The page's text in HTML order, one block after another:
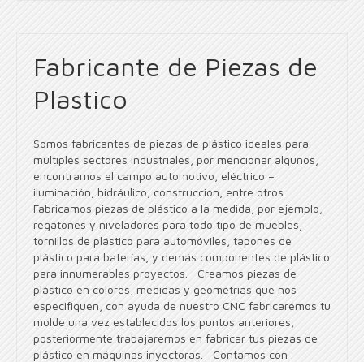
Fabricante de Piezas de
Plastico
Somos fabricantes de piezas de plástico ideales para
múltiples sectores industriales, por mencionar algunos,
encontramos el campo automotivo, eléctrico –
iluminación, hidráulico, construcción, entre otros.
Fabricamos piezas de plástico a la medida, por ejemplo,
regatones y niveladores para todo tipo de muebles,
tornillos de plástico para automóviles, tapones de
plástico para baterías, y demás componentes de plástico
para innumerables proyectos. Creamos piezas de
plástico en colores, medidas y geométrias que nos
especifiquen, con ayuda de nuestro CNC fabricarémos tu
molde una vez establecidos los puntos anteriores,
posteriormente trabajaremos en fabricar tus piezas de
plástico en máquinas inyectoras. Contamos con